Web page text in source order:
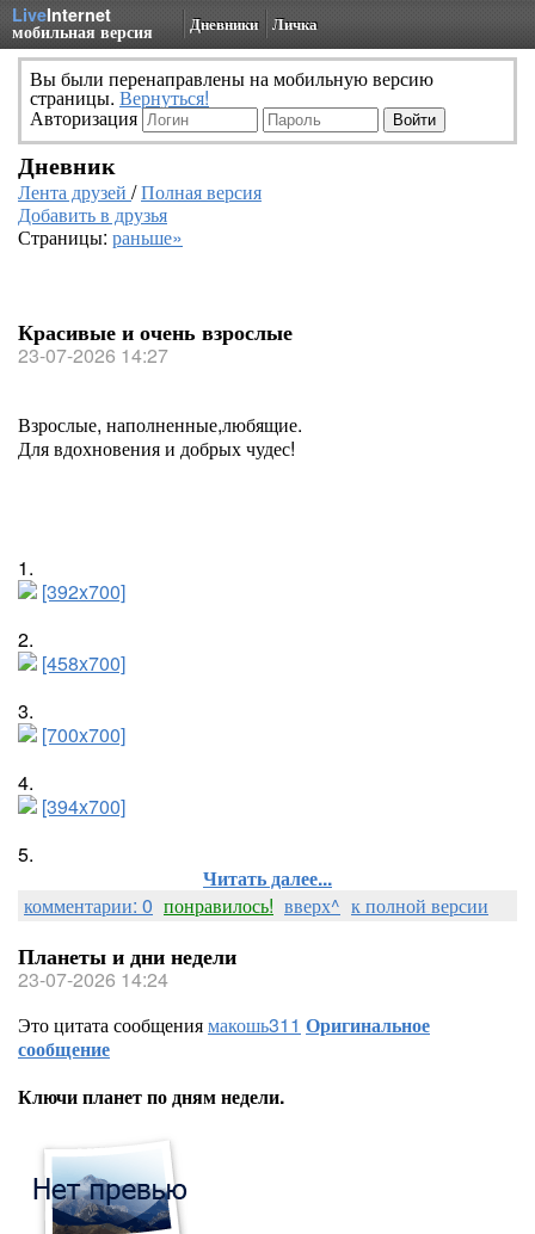
LiveInternet
мобильная версия Дневники Личка
Вы были перенаправлены на мобильную версию
страницы. Вернуться!
Авторизация
Дневник
Лента друзей /Полная версия
Добавить в друзья
Страницы: раньше»
Красивые и очень взрослые
23-07-2026 14:27
Взрослые, наполненные,любящие.
Для вдохновения и добрых чудес!
1.
[392x700]
2.
[458x700]
3.
[700x700]
4.
[394x700]
5.
Читать далее...
комментарии: 0 понравилось! вверх^ к полной версии
Планеты и дни недели
23-07-2026 14:24
Это цитата сообщениямакошь311 Оригинальное
сообщение
Ключи планет по дням недели.